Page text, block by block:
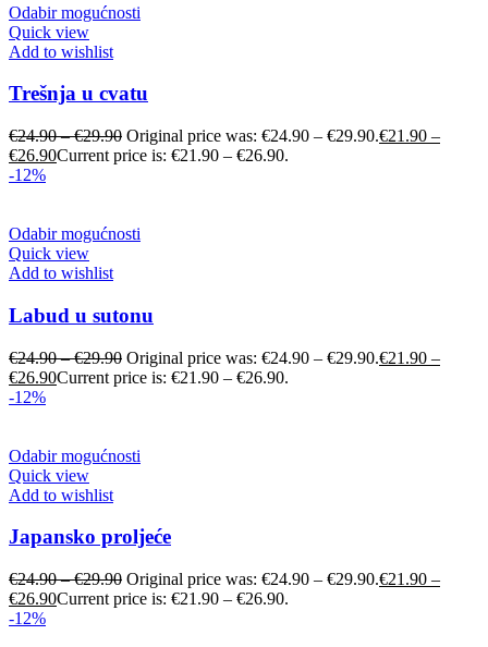
Odabir mogućnosti
Quick view
Add to wishlist
Trešnja u cvatu
€24.90–€29.90 Original price was: €24.90 – €29.90.€21.90 –
€26.90Current price is: €21.90 – €26.90.
-12%
Odabir mogućnosti
Quick view
Add to wishlist
Labud u sutonu
€24.90–€29.90 Original price was: €24.90 – €29.90.€21.90 –
€26.90Current price is: €21.90 – €26.90.
-12%
Odabir mogućnosti
Quick view
Add to wishlist
Japansko proljeće
€24.90–€29.90 Original price was: €24.90 – €29.90.€21.90 –
€26.90Current price is: €21.90 – €26.90.
-12%